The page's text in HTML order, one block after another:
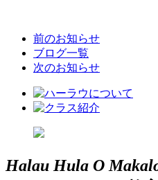
前のお知らせ
ブログ一覧
次のお知らせ
Halau Hula O